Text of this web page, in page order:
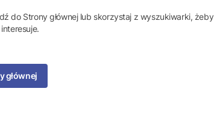
do Strony głównej lub skorzystaj z wyszukiwarki, żeby
głównej